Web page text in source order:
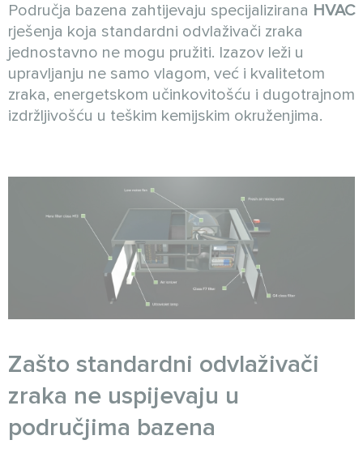
Područja bazena zahtijevaju specijalizirana HVAC
rješenja koja standardni odvlaživači zraka
jednostavno ne mogu pružiti. Izazov leži u
upravljanju ne samo vlagom, već i kvalitetom
zraka, energetskom učinkovitošću i dugotrajnom
izdržljivošću u teškim kemijskim okruženjima.
Zašto standardni odvlaživači
zraka ne uspijevaju u
područjima bazena